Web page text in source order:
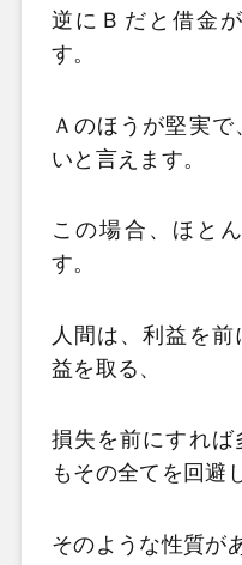
逆にＢだと借金
す。
Ａのほうが堅実
いと言えます。
この場合、ほと
す。
人間は、利益を
益を取る、
損失を前にすれ
もその全てを回避
そのような性質が